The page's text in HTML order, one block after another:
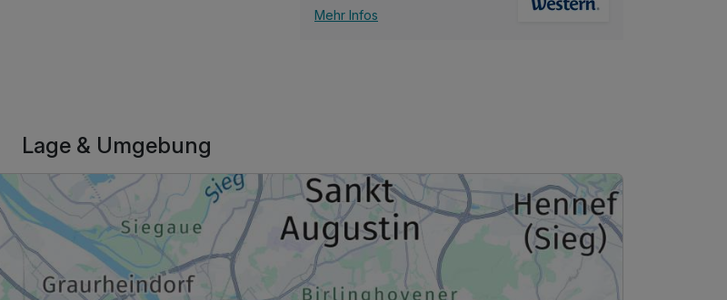
p.P. ab455,00 €
Mehr Infos
Lage & Umgebung